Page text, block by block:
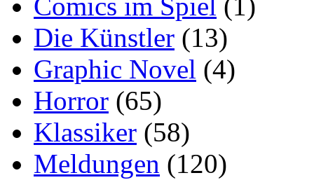
Die Künstler (13)
Graphic Novel (4)
Horror (65)
Klassiker (58)
Meldungen (120)